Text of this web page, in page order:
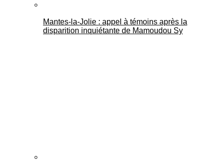
Mantes-la-Jolie : appel à témoins après la
disparition inquiétante de Mamoudou Sy